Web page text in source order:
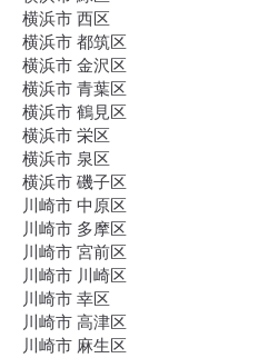
横浜市 西区
横浜市 都筑区
横浜市 金沢区
横浜市 青葉区
横浜市 鶴見区
横浜市 栄区
横浜市 泉区
横浜市 磯子区
川崎市 中原区
川崎市 多摩区
川崎市 宮前区
川崎市 川崎区
川崎市 幸区
川崎市 高津区
川崎市 麻生区